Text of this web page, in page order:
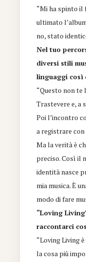
“Mi ha spinto il
ultimato
no, stato
Nel tuo
diversi stili
linguaggi così
“Questo non te
Trastevere e, a
Poi l’incontro
a registrare
Ma la verità è
preciso. Così il
identità nasce
mia musica. È
modo di fare
“Loving
raccontarci
“Loving Living
la cosa più